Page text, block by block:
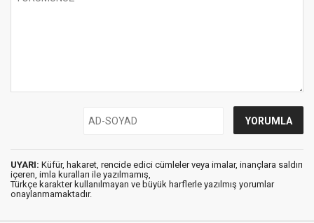
UYARI: Küfür, hakaret, rencide edici cümleler veya imalar, inançlara saldırı
içeren, imla kuralları ile yazılmamış,
Türkçe karakter kullanılmayan ve büyük harflerle yazılmış yorumlar
onaylanmamaktadır.